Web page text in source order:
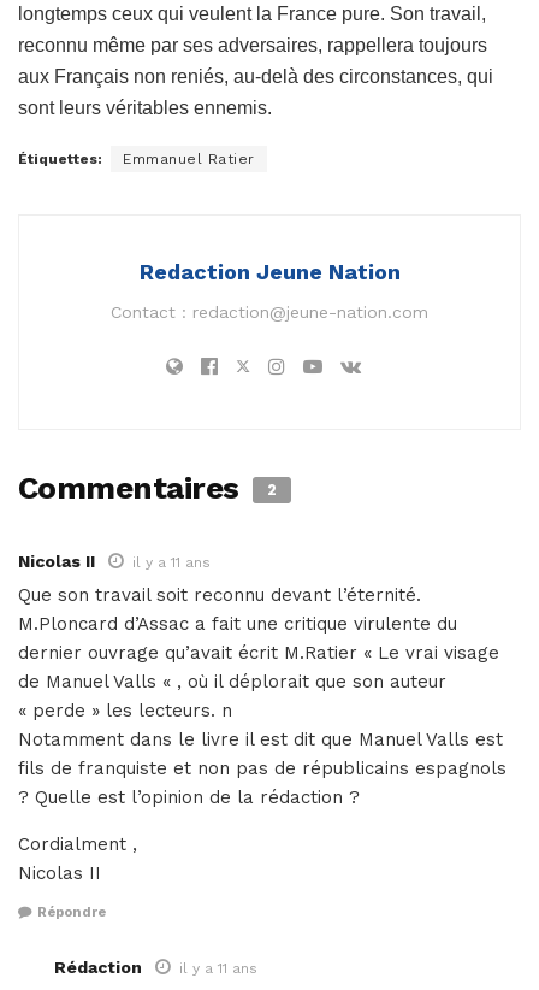
longtemps ceux qui veulent la France pure. Son travail,
reconnu même par ses adversaires, rappellera toujours
aux Français non reniés, au-delà des circonstances, qui
sont leurs véritables ennemis.
Étiquettes: Emmanuel Ratier
Redaction Jeune Nation
Contact : redaction@jeune-nation.com
Commentaires 2
Nicolas II il y a 11 ans
Que son travail soit reconnu devant l’éternité.
M.Ploncard d’Assac a fait une critique virulente du
dernier ouvrage qu’avait écrit M.Ratier « Le vrai visage
de Manuel Valls « , où il déplorait que son auteur
« perde » les lecteurs. n
Notamment dans le livre il est dit que Manuel Valls est
fils de franquiste et non pas de républicains espagnols
? Quelle est l’opinion de la rédaction ?
Cordialment ,
Nicolas II
Répondre
Rédaction il y a 11 ans